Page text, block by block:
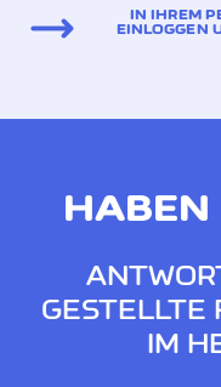
IN IHREM
EINLOGGEN
HABEN
GESTELLTE
IM